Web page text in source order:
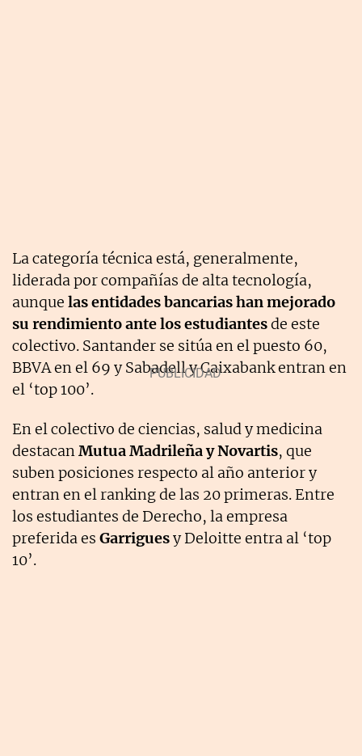
La categoría técnica está, generalmente,
liderada por compañías de alta tecnología,
aunque las entidades bancarias han mejorado
su rendimiento ante los estudiantesde este
colectivo. Santander se sitúa en el puesto 60,
BBVA en el 69 y Sabadell y Caixabank entran en
el ‘top 100’.
En el colectivo de ciencias, salud y medicina
destacanMutua Madrileña y Novartis, que
suben posiciones respecto al año anterior y
entran en el ranking de las 20 primeras. Entre
los estudiantes de Derecho, la empresa
preferida es Garriguesy Deloitte entra al ‘top
10’.